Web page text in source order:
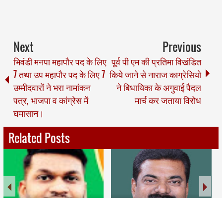
Next
भिवंडी मनपा महापौर पद के लिए
7 तथा उप महापौर पद के लिए 7
उम्मीदवारों ने भरा नामांकन
पत्र, भाजपा व कांग्रेस में
घमासान।
Previous
पूर्व पी एम की प्रतिमा विखंडित
किये जाने से नाराज काग्रेसियो
ने बिधायिका के अगुवाई पैदल
मार्च कर जताया विरोध
Related Posts